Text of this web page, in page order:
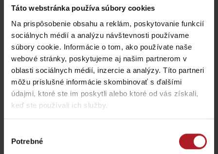
Táto webstránka používa súbory cookies
Na prispôsobenie obsahu a reklám, poskytovanie funkcií
sociálnych médií a analýzu návštevnosti používame
súbory cookie. Informácie o tom, ako používate naše
webové stránky, poskytujeme aj našim partnerom v
oblasti sociálnych médií, inzercie a analýzy. Títo partneri
môžu príslušné informácie skombinovať s ďalšími
údajmi, ktoré ste im poskytli alebo ktoré od vás získali,
keď ste používali ich služby.
súhlasu
Potrebné
Viac informácií o Liptov region karte aj v
našich Liptov News
Prosím, pre zobrazenie videa,akceptujte cookies pre
marketing.